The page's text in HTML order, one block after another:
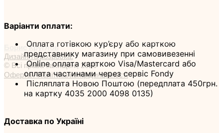
Борис Круглов
Дизайн та розробка:
© Всі права захищені, 2026
Оферта / Політика конфіденційності
Варіанти оплати:
Оплата готівкою кур’єру або карткою
представнику магазину при самовивезенні
Online оплата карткою Visa/Mastercard або
оплата частинами через сервіс Fondy
Післяплата Новою Поштою (передплата 450грн.
на картку 4035 2000 4098 0135)
Доставка по Україні